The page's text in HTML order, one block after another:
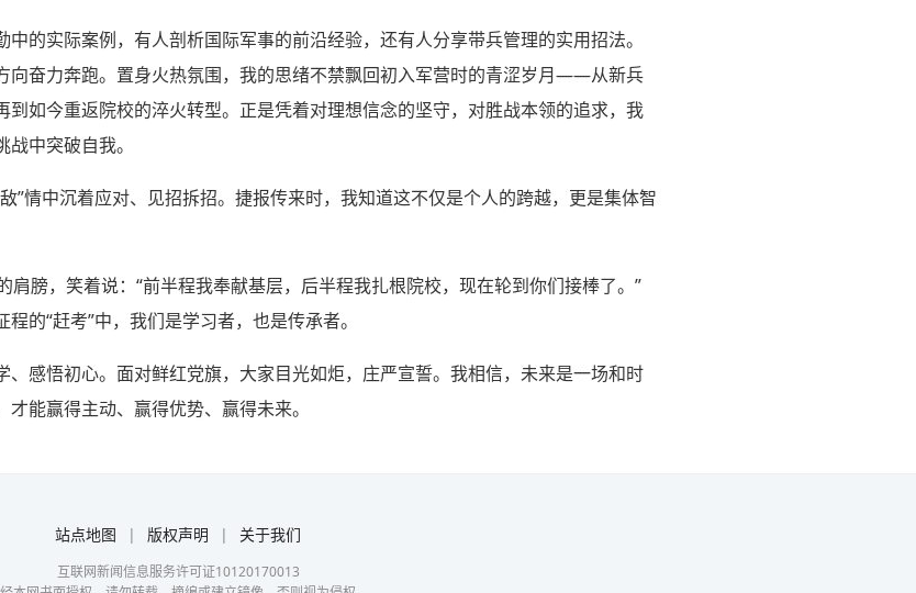
的实际案例，有人剖析国际军事的前沿经验，还有人分享带兵管理的实用招法。
向奋力奔跑。置身火热氛围，我的思绪不禁飘回初入军营时的青涩岁月——从新兵
如今重返院校的淬火转型。正是凭着对理想信念的坚守，对胜战本领的追求，我
中突破自我。
”情中沉着应对、见招拆招。捷报传来时，我知道这不仅是个人的跨越，更是集体智
膀，笑着说：“前半程我奉献基层，后半程我扎根院校，现在轮到你们接棒了。”
的“赶考”中，我们是学习者，也是传承者。
感悟初心。面对鲜红党旗，大家目光如炬，庄严宣誓。我相信，未来是一场和时
能赢得主动、赢得优势、赢得未来。
站点地图 | 版权声明 | 关于我们
互联网新闻信息服务许可证10120170013